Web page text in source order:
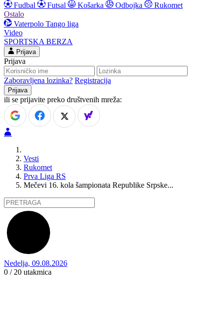
Fudbal
Futsal Košarka Odbojka
Rukomet
Ostalo
Vaterpolo Tango liga
Video
SPORTSKA BERZA
Prijava
Prijava
Zaboravljena lozinka? Registracija
ili se prijavite preko društvenih mreža:
Vesti
Rukomet
Prva Liga RS
Mečevi 16. kola šampionata Republike Srpske...
Nedelja, 09.08.2026
0 / 20 utakmica